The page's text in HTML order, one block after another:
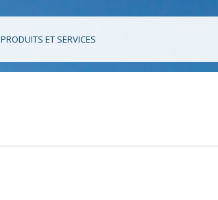
PRODUITS ET SERVICES